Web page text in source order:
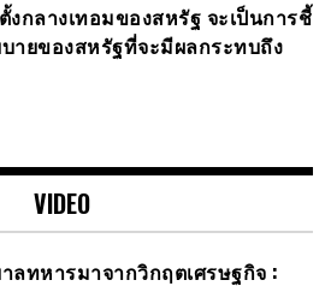
งกลางเทอมของสหรัฐ จะเป็นการชี้
ายของสหรัฐที่จะมีผลกระทบถึง
VIDEO
ลทหารมาจากวิกฤตเศรษฐกิจ :